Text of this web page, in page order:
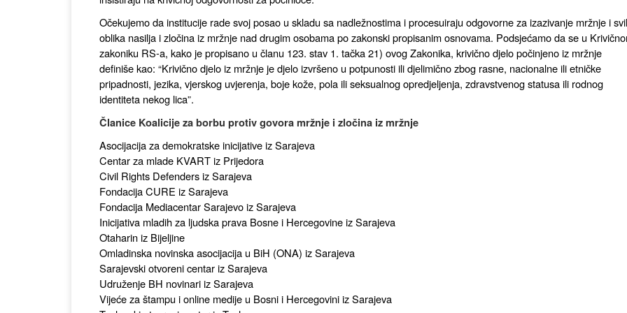
Očekujemo da institucije rade svoj posao u skladu sa nadležnostima i procesuiraju odgovorne za izazivanje mržnje i
oblika nasilja i zločina iz mržnje nad drugim osobama po zakonski propisanim osnovama. Podsjećamo da se u
zakoniku RS-a, kako je propisano u članu 123. stav 1. tačka 21) ovog Zakonika, krivično djelo počinjeno iz mržnje
definiše kao: “Krivično djelo iz mržnje je djelo izvršeno u potpunosti ili djelimično zbog rasne, nacionalne ili etničke
pripadnosti, jezika, vjerskog uvjerenja, boje kože, pola ili seksualnog opredjeljenja, zdravstvenog statusa ili rodnog
identiteta nekog lica”.
Članice Koalicije za borbu protiv govora mržnje i zločina iz mržnje
Asocijacija za demokratske inicijative iz Sarajeva
Centar za mlade KVART iz Prijedora
Civil Rights Defenders iz Sarajeva
Fondacija CURE iz Sarajeva
Fondacija Mediacentar Sarajevo iz Sarajeva
Inicijativa mladih za ljudska prava Bosne i Hercegovine iz Sarajeva
Otaharin iz Bijeljine
Omladinska novinska asocijacija u BiH (ONA) iz Sarajeva
Sarajevski otvoreni centar iz Sarajeva
Udruženje BH novinari iz Sarajeva
Vijeće za štampu i online medije u Bosni i Hercegovini iz Sarajeva